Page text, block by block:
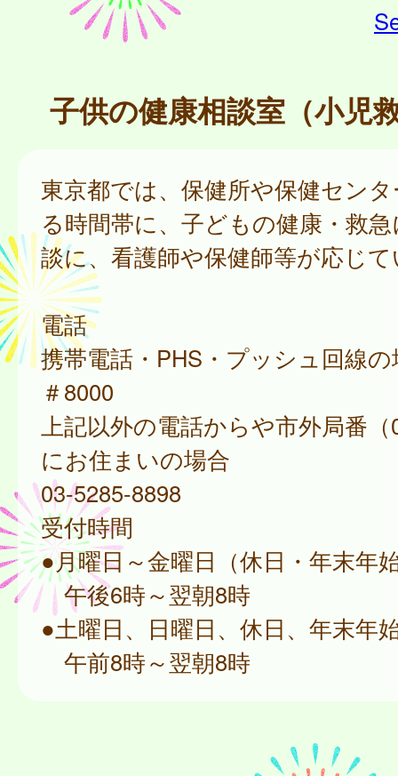
子供の健康相談室（小児
東京都では、保健所や保健セン
る時間帯に、子どもの健康・救
談に、看護師や保健師等が応じ
電話
携帯電話・PHS・プッシュ回線の
＃8000
上記以外の電話からや市外局番
にお住まいの場合
03-5285-8898
受付時間
●月曜日～金曜日（休日・年末年
午後6時～翌朝8時
●土曜日、日曜日、休日、年末年
午前8時～翌朝8時